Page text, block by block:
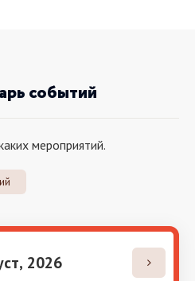
событий
мероприятий.
2026